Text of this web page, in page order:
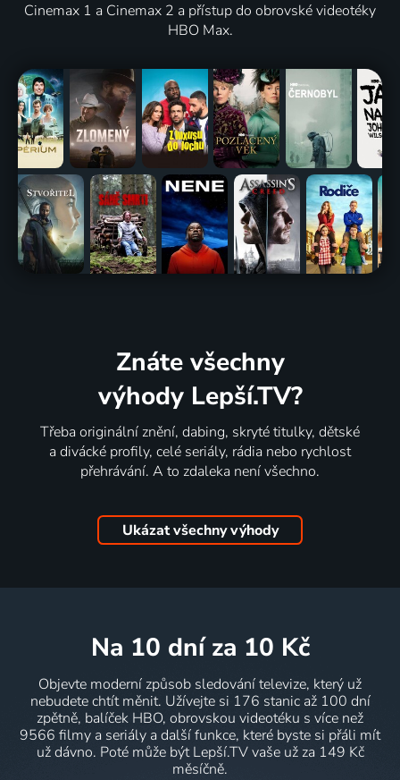
Cinemax 1 a Cinemax 2 a přístup do obrovské videotéky
HBO Max.
Znáte všechny
výhody Lepší.TV?
Třeba originální znění, dabing, skryté titulky, dětské
a divácké profily, celé seriály, rádia nebo rychlost
přehrávání. A to zdaleka není všechno.
Ukázat všechny výhody
na 10 dní za 10 Kč
Objevte moderní způsob sledování televize, který už
nebudete chtít měnit. Užívejte si 176 stanic až 100 dní
zpětně, balíček HBO, obrovskou videotéku s více než
9566 filmy a seriály a další funkce, které byste si přáli mít
už dávno. Poté může být Lepší.TV vaše už za 149 Kč
měsíčně.